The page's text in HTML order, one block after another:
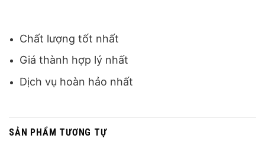
Chất lượng tốt nhất
Giá thành hợp lý nhất
Dịch vụ hoàn hảo nhất
SẢN PHẨM TƯƠNG TỰ